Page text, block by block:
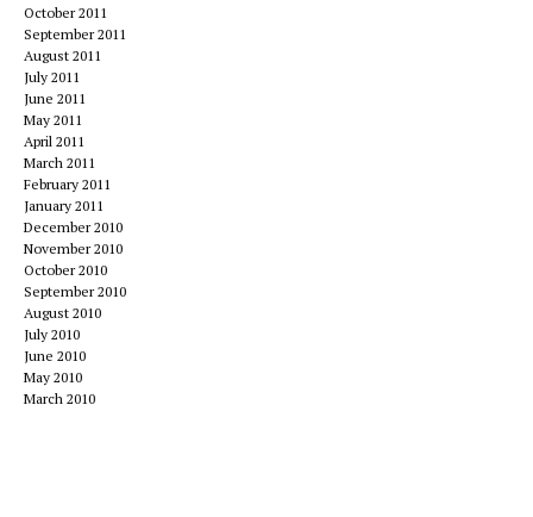
October 2011
September 2011
August 2011
July 2011
June 2011
May 2011
April 2011
March 2011
February 2011
January 2011
December 2010
November 2010
October 2010
September 2010
August 2010
July 2010
June 2010
May 2010
March 2010